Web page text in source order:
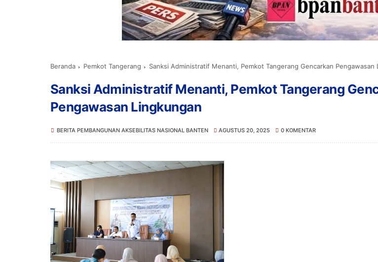
Beranda Pemkot Tangerang Sanksi Administratif Menanti, Pemkot Tangerang Gencarkan Pengawasan
Sanksi Administratif Menanti, Pemkot Tangerang
Pengawasan Lingkungan
BERITA PEMBANGUNAN AKSEBILITAS NASIONAL BANTEN AGUSTUS 20, 2025 0 KOMENTAR